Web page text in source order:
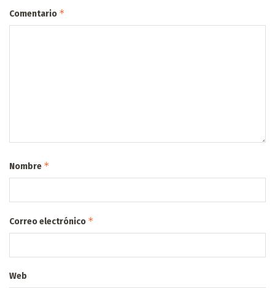
Comentario *
Nombre *
Correo electrónico *
Web